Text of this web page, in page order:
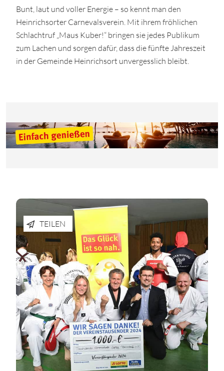
Bunt, laut und voller Energie – so kennt man den
Heinrichsorter Carnevalsverein. Mit ihrem fröhlichen
Schlachtruf „Maus Kuber!“ bringen sie jedes Publikum
zum Lachen und sorgen dafür, dass die fünfte Jahreszeit
in der Gemeinde Heinrichsort unvergesslich bleibt.
TEILEN